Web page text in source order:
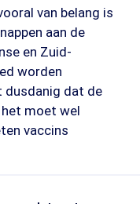
van belang is
aan de
en Zuid-
worden
dusdanig dat de
moet wel
vaccins